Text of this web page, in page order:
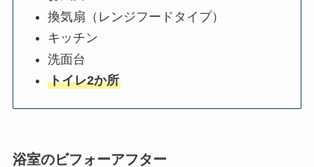
換気扇（レンジフードタイプ）
キッチン
洗面台
トイレ2か所
浴室のビフォーアフター